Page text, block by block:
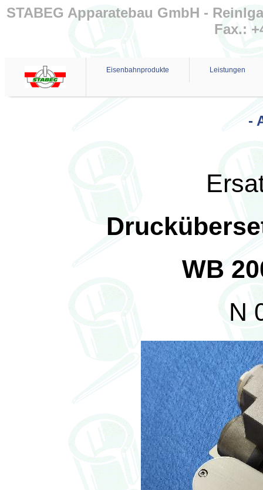
STABEG Apparatebau GmbH -
Fax.:
Eisenbahnprodukte Leistungen
-
WB
N